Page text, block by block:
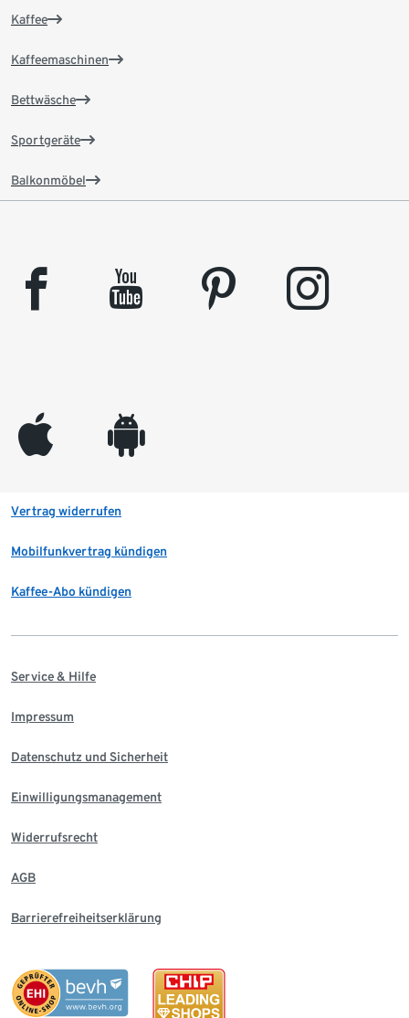
Kaffee
Kaffeemaschinen
Bettwäsche
Sportgeräte
Balkonmöbel
facebook youtube pinterest instagram
appleinc android
Vertrag widerrufen
Mobilfunkvertrag kündigen
Kaffee-Abo kündigen
Service & Hilfe
Impressum
Datenschutz und Sicherheit
Einwilligungsmanagement
Widerrufsrecht
AGB
Barrierefreiheitserklärung